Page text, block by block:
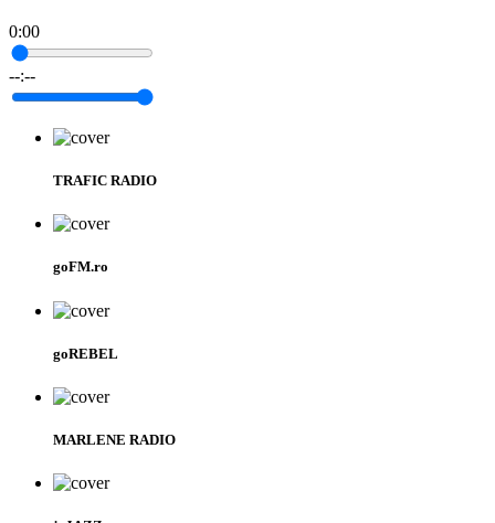
0:00
--:--
TRAFIC RADIO
goFM.ro
goREBEL
MARLENE RADIO